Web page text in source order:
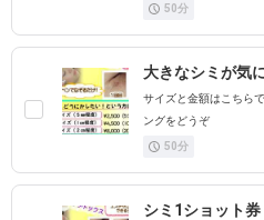
50分
大きなシミが気
サイズと金額はこちら
ングをどうぞ
50分
シミ1ショット券